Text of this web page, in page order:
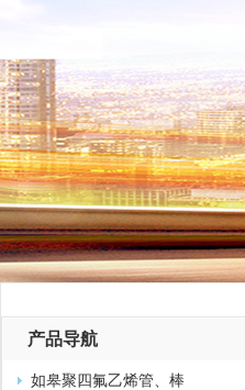
产品导航
如皋聚四氟乙烯管、棒